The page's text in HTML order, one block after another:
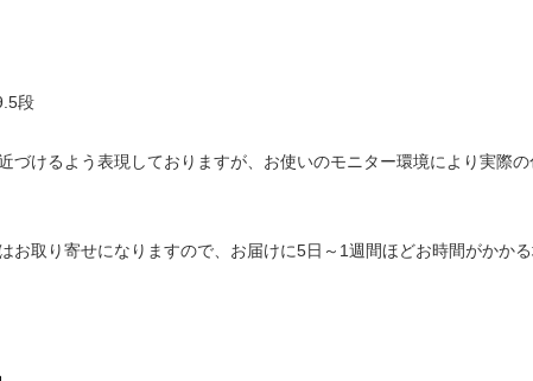
段
づけるよう表現しておりますが、お使いのモニター環境により実際
お取り寄せになりますので、お届けに5日～1週間ほどお時間がかか